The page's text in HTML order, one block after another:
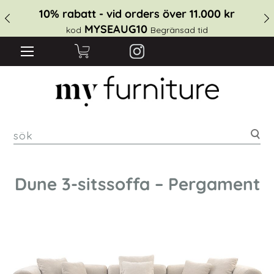
10% rabatt - vid orders över 11.000 kr
kod MYSEAUG10 Begränsad tid
Dune 3-sitssoffa – Pergament
bildgalleriet